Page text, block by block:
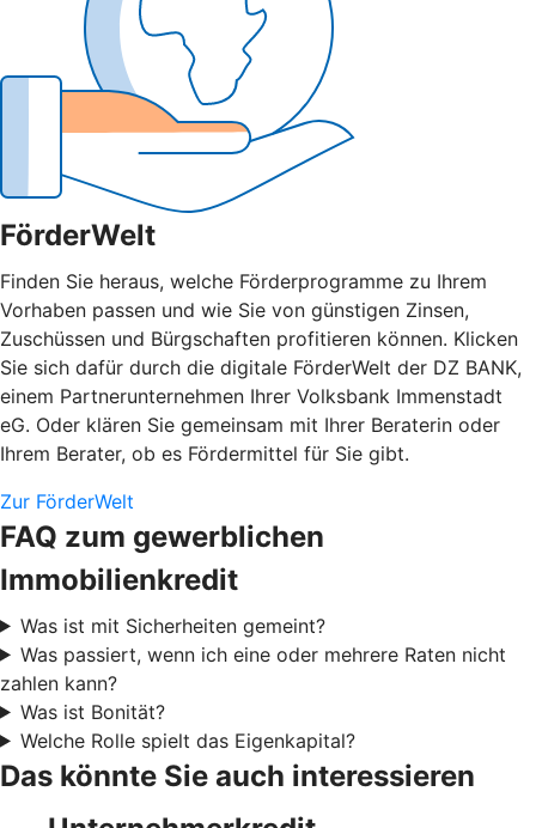
FörderWelt
Finden Sie heraus, welche Förderprogramme zu Ihrem
Vorhaben passen und wie Sie von günstigen Zinsen,
Zuschüssen und Bürgschaften profitieren können. Klicken
Sie sich dafür durch die digitale FörderWelt der DZ BANK,
einem Partnerunternehmen Ihrer Volksbank Immenstadt
eG. Oder klären Sie gemeinsam mit Ihrer Beraterin oder
Ihrem Berater, ob es Fördermittel für Sie gibt.
Zur FörderWelt
FAQ zum gewerblichen
Immobilienkredit
Was ist mit Sicherheiten gemeint?
Was passiert, wenn ich eine oder mehrere Raten nicht
zahlen kann?
Was ist Bonität?
Welche Rolle spielt das Eigenkapital?
Das könnte Sie auch interessieren